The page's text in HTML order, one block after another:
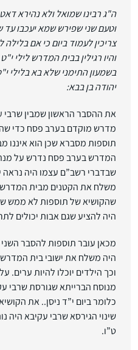
ה"ג רבינו שמואל ולא נהירא
וטעם שני שפירש שמא יעכבו עד
צריכין לעמוד ביום כי אם
והיו רגילין בבית המדרש לילי י"
בשמעון התימני שלא בא בלילי י"
יהודה בן בבא:
את ההסבר הראשון שמבין שרבי
מדרש מוקדם בערב פסח כדי
תוספות מסברא שכן הוא איננו
המדרש בערב פסח נדרש על מנת
שבדברי רשב”ם עצמו היה נראה
משלח את הקטנים מבית
שהקושיא של תוספות לא ממש
היה להציע שגם אבות יכולים
מכאן עובר תוספות להסבר
היה משלח את ישובי בית
וכך הילדים יוכלו להיות
מנוסח הברייתא שגורסת שרבי
כלומר ביום י”ד ניסן.. את
שינוי הגירסא שרבי עקיבא היה
ט”ו.